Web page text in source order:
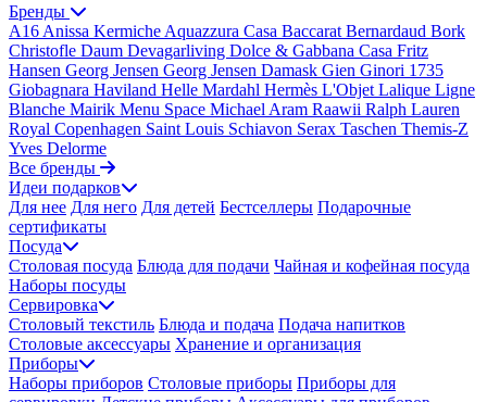
Бренды
A16 Anissa Kermiche Aquazzura Casa Baccarat Bernardaud Bork
Christofle Daum Devagarliving Dolce & Gabbana Casa Fritz
Hansen Georg Jensen Georg Jensen Damask Gien Ginori 1735
Giobagnara Haviland Helle Mardahl Hermès L'Objet Lalique Ligne
Blanche Mairik Menu Space Michael Aram Raawii Ralph Lauren
Royal Copenhagen Saint Louis Schiavon Serax Taschen Themis-Z
Yves Delorme
Все бренды
Идеи подарков
Для нее Для него Для детей Бестселлеры Подарочные
сертификаты
Посуда
Столовая посуда Блюда для подачи Чайная и кофейная посуда
Наборы посуды
Сервировка
Столовый текстиль Блюда и подача Подача напитков
Столовые аксессуары Хранение и организация
Приборы
Наборы приборов Столовые приборы Приборы для